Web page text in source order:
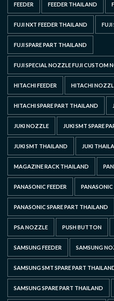
FEEDER FEEDER THAILAND
FUJI NXT FEEDER THAILAND FUJI
FUJI SPARE PART THAILAND
FUJI SPECIAL NOZZLE FUJI CUSTOM
HITACHI FEEDER HITACHI
HITACHI SPARE PART THAILAND
JUKI NOZZLE JUKI SMT SPARE
JUKI SMT THAILAND JUKI
MAGAZINE RACK THAILAND
PANASONIC FEEDER PANASONIC
PANASONIC SPARE PART THAILAND
PSA NOZZLE PUSH BUTTON
SAMSUNG FEEDER SAMSUNG
SAMSUNG SMT SPARE PART
SAMSUNG SPARE PART THAILAND